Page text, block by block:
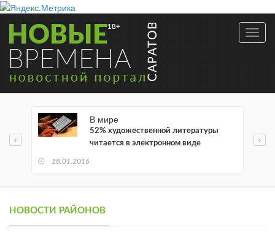
В мире
52% художественной литературы
читается в электронном виде
18.01.2016
НОВОСТИ РАЙОНОВ